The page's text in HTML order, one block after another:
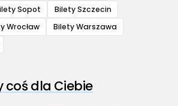
Sopot
Bilety Szczecin
Wrocław
Bilety Warszawa
coś dla Ciebie